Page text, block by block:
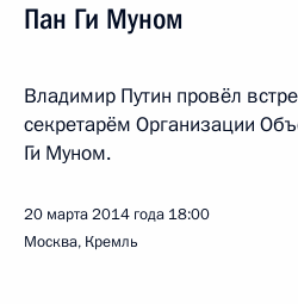
Пан Ги Муном
Владимир Путин провёл
секретарём Организации
Ги Муном.
20 марта 2014 года 18:00
Москва, Кремль